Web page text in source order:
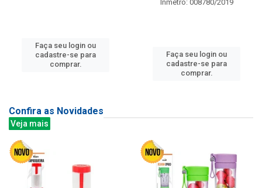
Faça seu login ou
cadastre-se para
comprar.
Inmetro: 008780/2019
Faça seu login ou
cadastre-se para
comprar.
Confira as Novidades
Veja mais